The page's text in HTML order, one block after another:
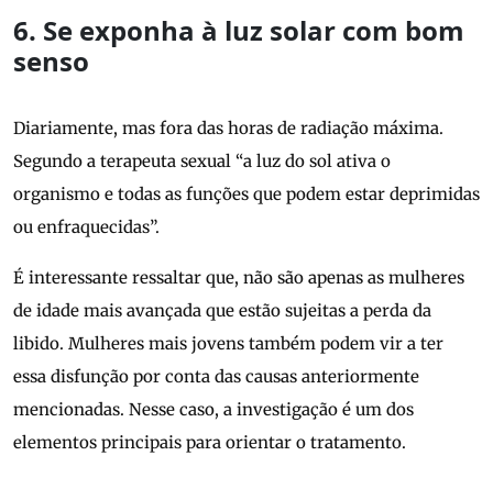
6. Se exponha à luz solar com bom
senso
Diariamente, mas fora das horas de radiação máxima.
Segundo a terapeuta sexual “a luz do sol ativa o
organismo e todas as funções que podem estar deprimidas
ou enfraquecidas”.
É interessante ressaltar que, não são apenas as mulheres
de idade mais avançada que estão sujeitas a perda da
libido. Mulheres mais jovens também podem vir a ter
essa disfunção por conta das causas anteriormente
mencionadas. Nesse caso, a investigação é um dos
elementos principais para orientar o tratamento.